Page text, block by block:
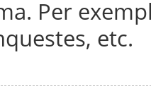
Per
etc.